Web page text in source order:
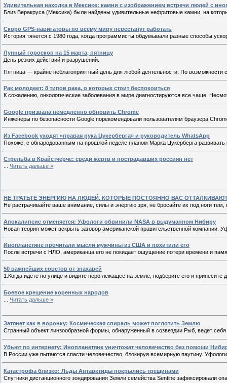
Удивительная находка в Мексике: камни с изображением встречи людей с
Близ Веракруса (Мексика) были найдены удивительные нефритовые камни, на
Скоро GPS-навигаторы по всему миру перестанут работать
История тянется с 1980 года, когда программисты обдумывали разные способы
Лунный гороскоп на 15 марта, пятницу
День резких действий и разрушений.
Пятница — крайне неблагоприятный день для любой деятельности. По возможности
Рак молодеет: 8 типов рака, о которых стоит беспокоиться
К сожалению, онкологические заболевания в мире диагностируются все чаще.
Google призвала немедленно обновить Chrome
Инженеры по безопасности Google порекомендовали пользователям браузера
Из Facebook уходят «правая рука Цукерберга» и руководитель WhatsApp
Похоже, с обнародованным на прошлой неделе планом Марка Цукерберга
Стрельба в Крайстчерче: среди жертв и пострадавших россиян нет
Читать дальше »
НЕ ТРАТЬТЕ ЭНЕРГИЮ НА ЛЮДЕЙ, КОТОРЫЕ ПОСТОЯННО ВАС
Не растрачивайте ваше внимание, силы и энергию зря, не бросайте их под ноги
Апокалипсис отменяется: Уфологи обвинили NASA в выдуманном Нибиру
Новая теория может вскрыть заговор американской правительственной компании.
Инопланетяне прочитали мысли мужчины из США и похитили его
После встречи с НЛО, американца его не покидает ощущение потери времени и
50 важнейших советов от знахарей
1.Когда идете по улице и видите перо лежащее на земле, подберите его и
Боевое крещение коренных народов
Читать дальше »
Затянет как в воронку: Космическая спираль может поглотить Землю
Странный объект линзообразной формы, обнаруженный в созвездии Рыб, ведет
Убьют по интернету: Инопланетяне уничтожат человечество без помощи
В России уже пытаются спасти человечество, блокируя всемирную паутину.
Катастрофа близко: Льды Антарктиды покрылись трещинами
Спутники дистанционного зондирования Земли семейства Sentine зафиксировали